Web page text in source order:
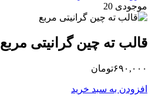
موجودی 20
قالب ته چین گرانیتی مربع
۶۹۰,۰۰۰تومان
افزودن به سبد خرید